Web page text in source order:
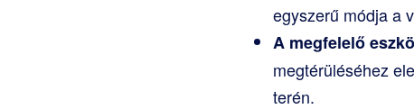
egyszerű módja a
A megfelelő
megtérüléséhez
terén.